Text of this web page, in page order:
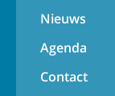
Nieuws
Agenda
Contact